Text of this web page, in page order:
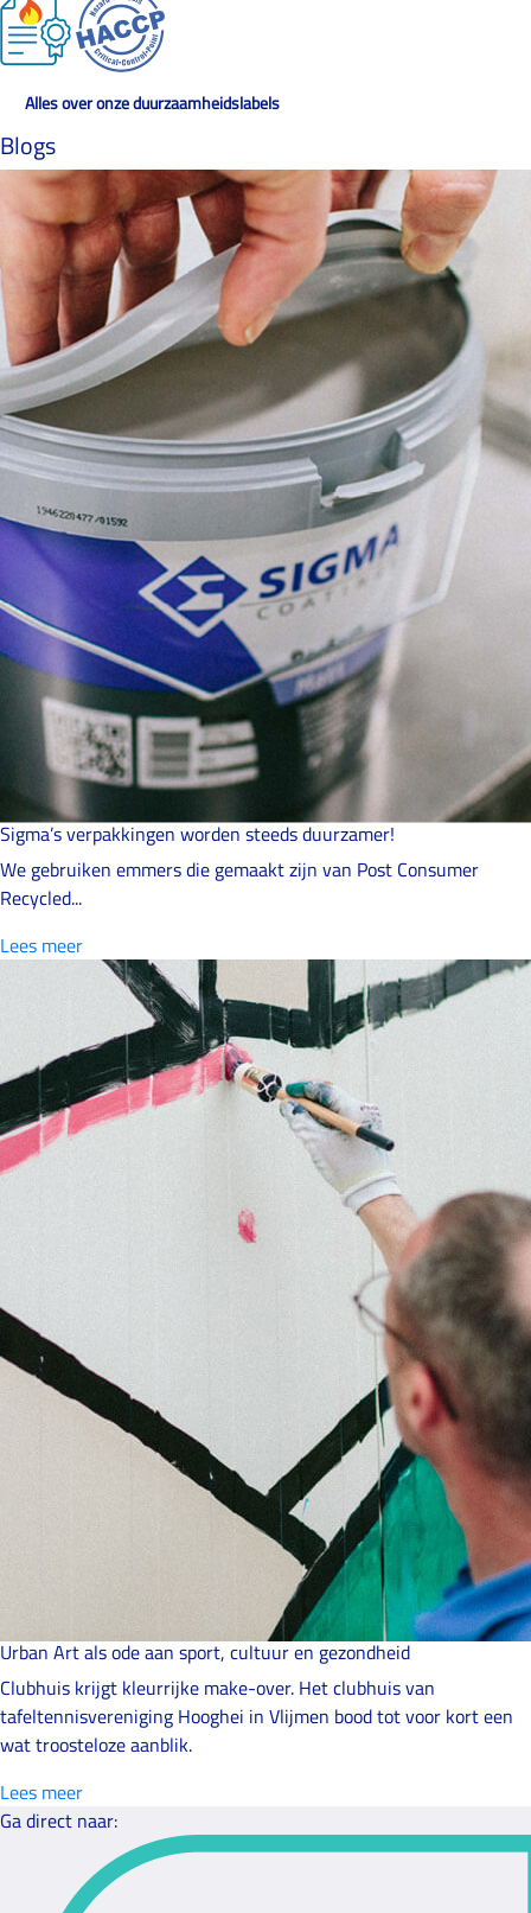
Alles over onze duurzaamheidslabels
Blogs
Sigma’s verpakkingen worden steeds duurzamer!
We gebruiken emmers die gemaakt zijn van Post Consumer
Recycled...
Lees meer
Urban Art als ode aan sport, cultuur en gezondheid
Clubhuis krijgt kleurrijke make-over. Het clubhuis van
tafeltennisvereniging Hooghei in Vlijmen bood tot voor kort een
wat troosteloze aanblik.
Lees meer
Ga direct naar: